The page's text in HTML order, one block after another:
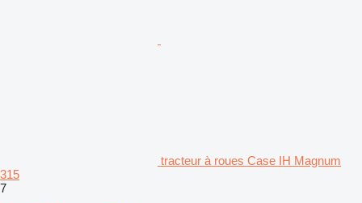
tracteur à roues Case IH Magnum
315
7